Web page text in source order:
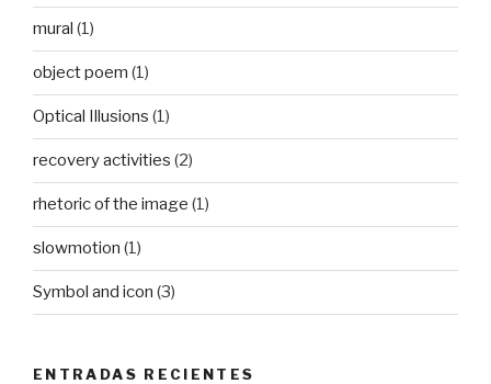
mural (1)
object poem (1)
Optical Illusions (1)
recovery activities (2)
rhetoric of the image (1)
slowmotion (1)
Symbol and icon (3)
ENTRADAS RECIENTES